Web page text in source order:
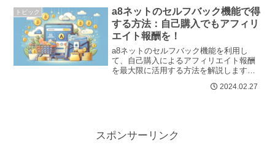
トピック
a8ネットのセルフバック機能で得
する方法：自己購入でもアフィリ
エイト報酬を！
a8ネットのセルフバック機能を利用し
て、自己購入によるアフィリエイト報酬
を最大限に活用する方法を解説します。
さないようにしましょう。はじめに：a...
2024.02.27
スポンサーリンク